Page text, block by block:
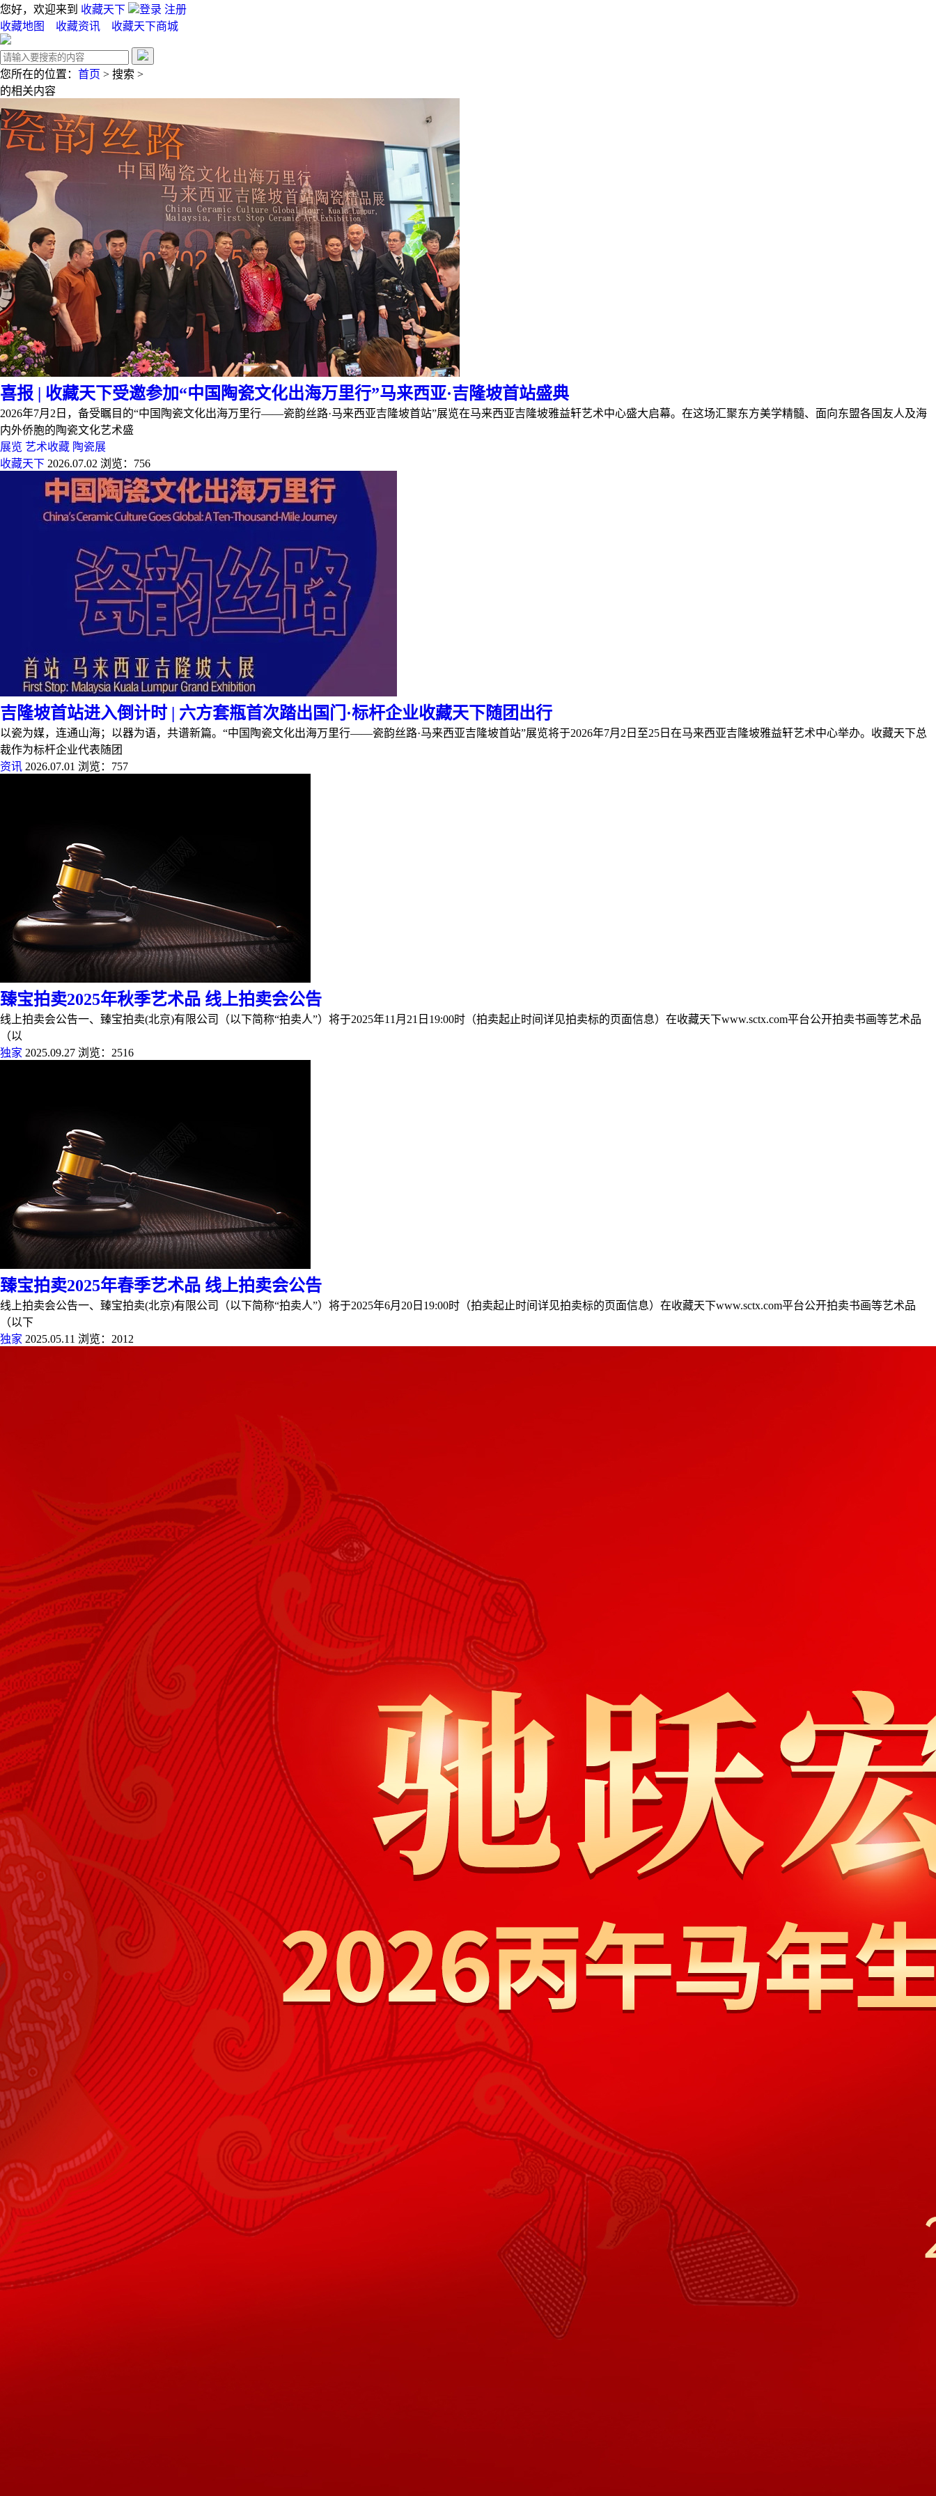
您好，欢迎来到 收藏天下 登录 注册
收藏地图
收藏资讯 收藏天下商城
您所在的位置： 首页 > 搜索 >
的相关内容
喜报 | 收藏天下受邀参加“中国陶瓷文化出海万里行”马来西亚·吉隆坡首站盛典
2026年7月2日，备受瞩目的“中国陶瓷文化出海万里行——瓷韵丝路·马来西亚吉隆坡首站”展览在马来西亚吉隆坡雅益轩艺术中心盛大启幕。在这场汇聚东方美学精髓、面向东盟各国友人及海
内外侨胞的陶瓷文化艺术盛
展览 艺术收藏 陶瓷展
收藏天下 2026.07.02 浏览：756
吉隆坡首站进入倒计时 | 六方套瓶首次踏出国门·标杆企业收藏天下随团出行
以瓷为媒，连通山海；以器为语，共谱新篇。“中国陶瓷文化出海万里行——瓷韵丝路·马来西亚吉隆坡首站”展览将于2026年7月2日至25日在马来西亚吉隆坡雅益轩艺术中心举办。收藏天下总
裁作为标杆企业代表随团
资讯 2026.07.01 浏览：757
臻宝拍卖2025年秋季艺术品 线上拍卖会公告
线上拍卖会公告一、臻宝拍卖(北京)有限公司（以下简称“拍卖人”）将于2025年11月21日19:00时（拍卖起止时间详见拍卖标的页面信息）在收藏天下www.sctx.com平台公开拍卖书画等艺术品
（以
独家 2025.09.27 浏览：2516
臻宝拍卖2025年春季艺术品 线上拍卖会公告
线上拍卖会公告一、臻宝拍卖(北京)有限公司（以下简称“拍卖人”）将于2025年6月20日19:00时（拍卖起止时间详见拍卖标的页面信息）在收藏天下www.sctx.com平台公开拍卖书画等艺术品
（以下
独家 2025.05.11 浏览：2012